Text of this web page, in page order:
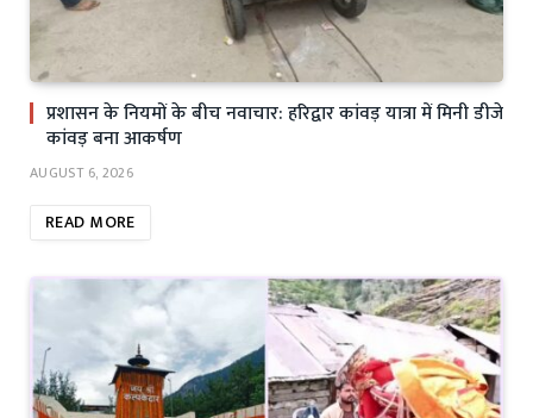
प्रशासन के नियमों के बीच नवाचार: हरिद्वार कांवड़ यात्रा में मिनी डीजे
कांवड़ बना आकर्षण
AUGUST 6, 2026
READ MORE